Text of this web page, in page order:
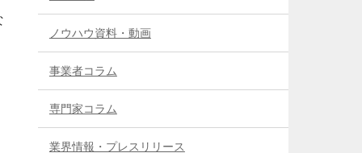
ノウハウ資料・動画
事業者コラム
専門家コラム
業界情報・プレスリリース